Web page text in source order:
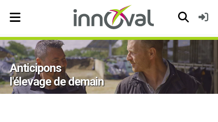
Skip to main navigation
Anticipons
l'élevage de demain